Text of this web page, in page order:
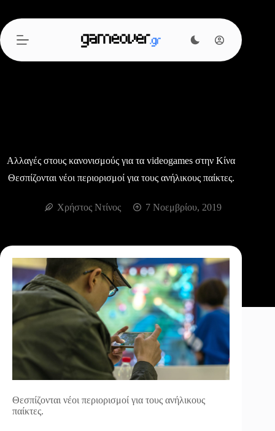
περιεχόμενο
Αλλαγές στους κανονισμούς για τα videogames στην Κίνα
Θεσπίζονται νέοι περιορισμοί για τους ανήλικους παίκτες.
Χρήστος Ντίνος 7 Νοεμβρίου, 2019
Θεσπίζονται νέοι περιορισμοί για τους ανήλικους
παίκτες.